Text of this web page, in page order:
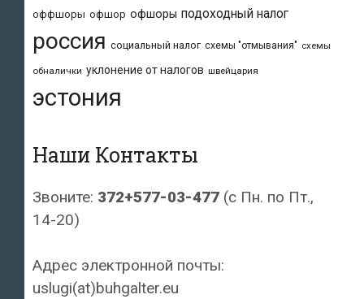
оффшоры офшор офшоры подоходный налог
россия социальный налог схемы "отмывания" схемы
обналички уклонение от налогов швейцария
эстония
Наши Контакты
Звоните: 372+577-03-477 (с Пн. по Пт.,
14-20)
Адрес электронной почты:
uslugi(at)buhgalter.eu